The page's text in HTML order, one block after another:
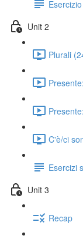
Unit 2
Plurali
C'è/ci
Esercizi
Unit 3
Recap